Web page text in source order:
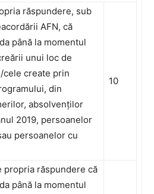
răspundere, sub
AFN, că
până la momentul
unui loc de
cele create prin
din
absolvenților
2019, persoanelor
persoanelor cu
10
propria răspundere că
până la momentul